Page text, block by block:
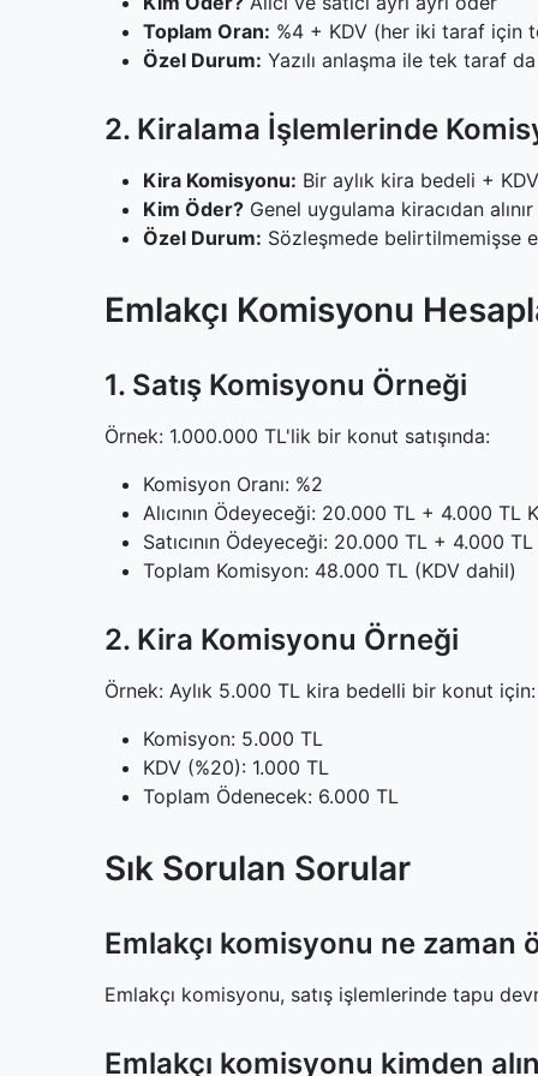
0.5.2 2. Remax ve Franchise Emlak
0.6
Yasal Dayanak
Toplam Oran: %4 + KDV (her iki taraf için
Özel Durum: Yazılı anlaşma ile tek taraf
2. Kiralama İşlemlerinde
Kira Komisyonu: Bir aylık kira bedeli +
Kim Öder? Genel uygulama kiracıdan alınır
Özel Durum: Sözleşmede belirtilmemişse
Emlakçı Komisyonu
1. Satış Komisyonu Örneği
Örnek: 1.000.000 TL'lik bir konut satışında:
Komisyon Oranı: %2
Alıcının Ödeyeceği: 20.000 TL + 4.000 TL
Satıcının Ödeyeceği: 20.000 TL + 4.000
Toplam Komisyon: 48.000 TL (KDV dahil)
2. Kira Komisyonu Örneği
Örnek: Aylık 5.000 TL kira bedelli bir konut için:
Komisyon: 5.000 TL
KDV (%20): 1.000 TL
Toplam Ödenecek: 6.000 TL
Sık Sorulan Sorular
Emlakçı komisyonu ne zaman
Emlakçı komisyonu, satış işlemlerinde tapu
Emlakçı komisyonu kimden